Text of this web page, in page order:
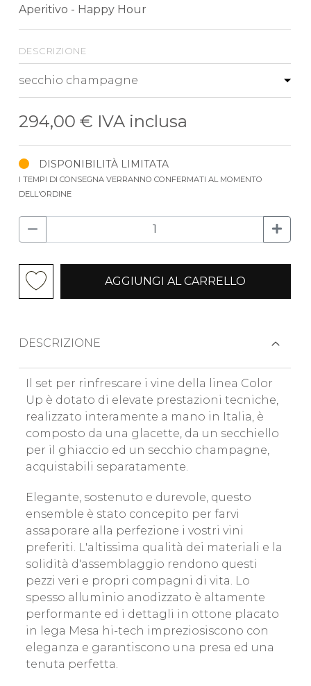
Aperitivo - Happy Hour
descrizione
294,00 € IVA inclusa
DISPONIBILITÀ LIMITATA
I TEMPI DI CONSEGNA VERRANNO CONFERMATI AL MOMENTO
DELL'ORDINE
AGGIUNGI AL CARRELLO
DESCRIZIONE
Il set per rinfrescare i vine della linea Color
Up è dotato di elevate prestazioni tecniche,
realizzato interamente a mano in Italia, è
composto da una glacette, da un secchiello
per il ghiaccio ed un secchio champagne,
acquistabili separatamente.
Elegante, sostenuto e durevole, questo
ensemble è stato concepito per farvi
assaporare alla perfezione i vostri vini
preferiti. L'altissima qualità dei materiali e la
solidità d'assemblaggio rendono questi
pezzi veri e propri compagni di vita. Lo
spesso alluminio anodizzato è altamente
performante ed i dettagli in ottone placato
in lega Mesa hi-tech impreziosiscono con
eleganza e garantiscono una presa ed una
tenuta perfetta.